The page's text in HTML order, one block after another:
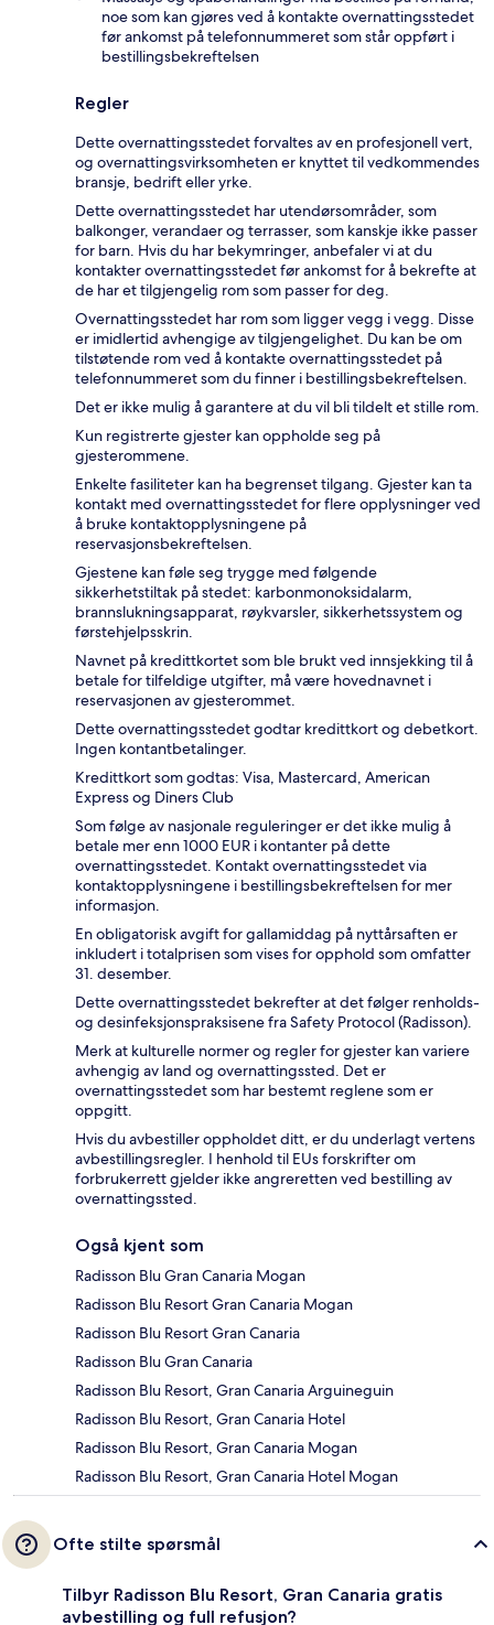
noe som kan gjøres ved å kontakte overnattingsstedet
før ankomst på telefonnummeret som står oppført i
bestillingsbekreftelsen
Regler
Dette overnattingsstedet forvaltes av en profesjonell vert,
og overnattingsvirksomheten er knyttet til vedkommendes
bransje, bedrift eller yrke.
Dette overnattingsstedet har utendørsområder, som
balkonger, verandaer og terrasser, som kanskje ikke passer
for barn. Hvis du har bekymringer, anbefaler vi at du
kontakter overnattingsstedet før ankomst for å bekrefte at
de har et tilgjengelig rom som passer for deg.
Overnattingsstedet har rom som ligger vegg i vegg. Disse
er imidlertid avhengige av tilgjengelighet. Du kan be om
tilstøtende rom ved å kontakte overnattingsstedet på
telefonnummeret som du finner i bestillingsbekreftelsen.
Det er ikke mulig å garantere at du vil bli tildelt et stille rom.
Kun registrerte gjester kan oppholde seg på
gjesterommene.
Enkelte fasiliteter kan ha begrenset tilgang. Gjester kan ta
kontakt med overnattingsstedet for flere opplysninger ved
å bruke kontaktopplysningene på
reservasjonsbekreftelsen.
Gjestene kan føle seg trygge med følgende
sikkerhetstiltak på stedet: karbonmonoksidalarm,
brannslukningsapparat, røykvarsler, sikkerhetssystem og
førstehjelpsskrin.
Navnet på kredittkortet som ble brukt ved innsjekking til å
betale for tilfeldige utgifter, må være hovednavnet i
reservasjonen av gjesterommet.
Dette overnattingsstedet godtar kredittkort og debetkort.
Ingen kontantbetalinger.
Kredittkort som godtas: Visa, Mastercard, American
Express og Diners Club
Som følge av nasjonale reguleringer er det ikke mulig å
betale mer enn 1000 EUR i kontanter på dette
overnattingsstedet. Kontakt overnattingsstedet via
kontaktopplysningene i bestillingsbekreftelsen for mer
informasjon.
En obligatorisk avgift for gallamiddag på nyttårsaften er
inkludert i totalprisen som vises for opphold som omfatter
31. desember.
Dette overnattingsstedet bekrefter at det følger renholds-
og desinfeksjonspraksisene fra Safety Protocol (Radisson).
Merk at kulturelle normer og regler for gjester kan variere
avhengig av land og overnattingssted. Det er
overnattingsstedet som har bestemt reglene som er
oppgitt.
Hvis du avbestiller oppholdet ditt, er du underlagt vertens
avbestillingsregler. I henhold til EUs forskrifter om
forbrukerrett gjelder ikke angreretten ved bestilling av
overnattingssted.
Også kjent som
Radisson Blu Gran Canaria Mogan
Radisson Blu Resort Gran Canaria Mogan
Radisson Blu Resort Gran Canaria
Radisson Blu Gran Canaria
Radisson Blu Resort, Gran Canaria Arguineguin
Radisson Blu Resort, Gran Canaria Hotel
Radisson Blu Resort, Gran Canaria Mogan
Radisson Blu Resort, Gran Canaria Hotel Mogan
Ofte stilte spørsmål
Tilbyr Radisson Blu Resort, Gran Canaria gratis
avbestilling og full refusjon?